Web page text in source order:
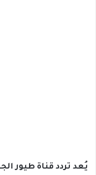
يُعد تردد قناة طيور